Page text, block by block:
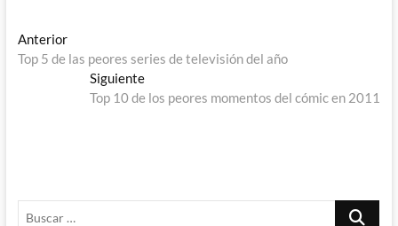
Navegación
de
entradas
AnteriorEntrada
anterior:
Top 5 de las peores series de televisión del año
SiguienteEntrada
siguiente:
Top 10 de los peores momentos del cómic en 2011
Buscar